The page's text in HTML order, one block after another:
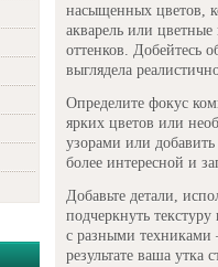
насыщенных цветов,
акварель или
оттенков. Добейтесь
выглядела
Определите фокус
ярких цветов или
узорами или
более интересной и
Добавьте детали,
подчеркнуть
с разными техниками
результате ваша утка